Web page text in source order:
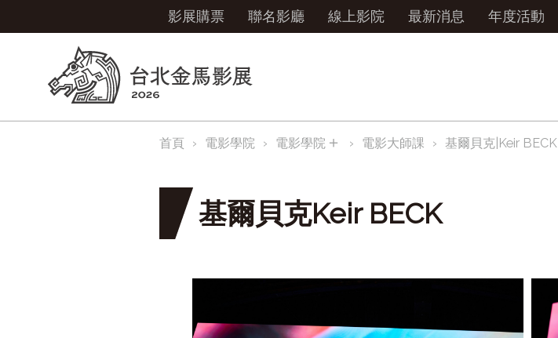
影展購票 聯名影廳 線上影院 最新消息 年度活動
首頁 電影學院 電影學院 ＋ 電影大師課 基爾貝克|Keir BECK
基爾貝克Keir BECK